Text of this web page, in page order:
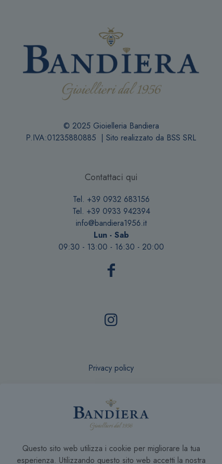
© 2025 Gioielleria Bandiera
P.IVA:01235880885 | Sito realizzato da BSS SRL
Contattaci qui
Tel. +39 0932 683156
Tel. +39 0933 942394
info@bandiera1956.it
Lun - Sab
09:30 - 13:00 - 16:30 - 20:00
Privacy policy
Recesso online
Condizioni di Vendita
Questo sito web utilizza i cookie per migliorare la tua
esperienza. Utilizzando questo sito web accetti la nostra